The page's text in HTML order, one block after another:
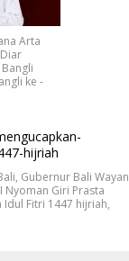
Arta
ke -
Gubernur Bali Wayan
Nyoman Giri Prasta
Idul Fitri 1447 hijriah,